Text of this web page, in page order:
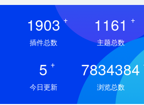
1903 +
插件总数
1161 +
主题总数
5 +
今日更新
7834384
浏览总数